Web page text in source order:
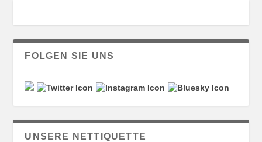
FOLGEN SIE UNS
UNSERE NETTIQUETTE